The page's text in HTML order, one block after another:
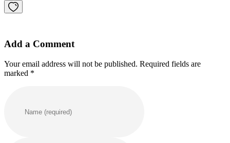
Add a Comment
Your email address will not be published. Required fields are
marked *